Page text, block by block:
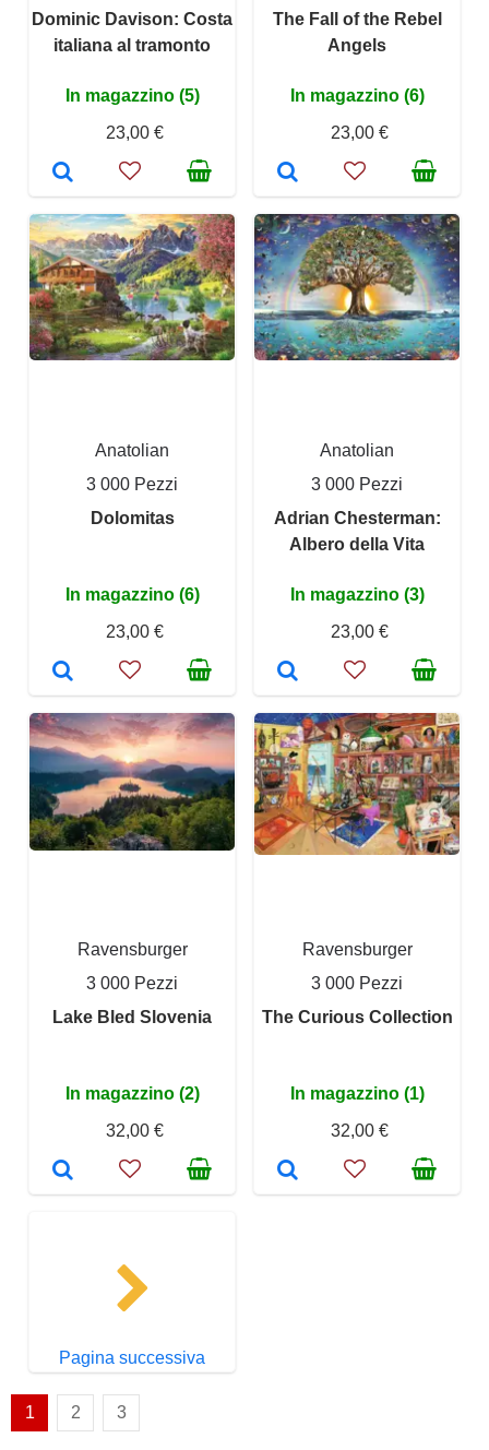
Dominic Davison: Costa
italiana al tramonto
In magazzino (5)
23,00 €
The Fall of the Rebel
Angels
In magazzino (6)
23,00 €
Anatolian
3 000 Pezzi
Dolomitas
In magazzino (6)
23,00 €
Anatolian
3 000 Pezzi
Adrian Chesterman:
Albero della Vita
In magazzino (3)
23,00 €
Ravensburger
3 000 Pezzi
Lake Bled Slovenia
In magazzino (2)
32,00 €
Ravensburger
3 000 Pezzi
The Curious Collection
In magazzino (1)
32,00 €
Pagina successiva
1 2 3